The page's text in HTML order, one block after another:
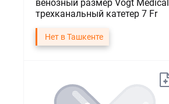
венозный размер Vogt Medical
трехканальный катетер 7 Fr
Нет в Ташкенте